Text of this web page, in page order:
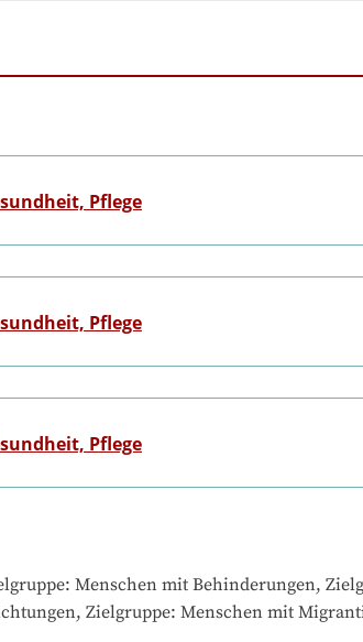
Pflege
Pflege
Pflege
Menschen mit Behinderungen,
Zielgruppe: Menschen mit